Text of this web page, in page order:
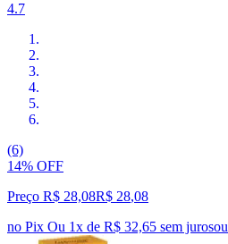
4.7
(6)
14% OFF
Preço R$ 28,08R$ 28,08
no Pix Ou 1x de R$ 32,65 sem jurosou